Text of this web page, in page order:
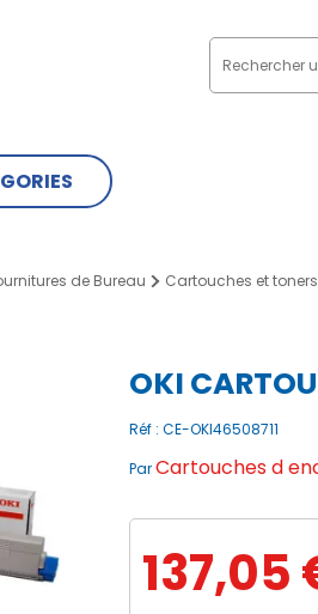
de Bureau Cartouches et toners
OKI
Réf : CE-OKI46508711
ParCartouches d
137,05